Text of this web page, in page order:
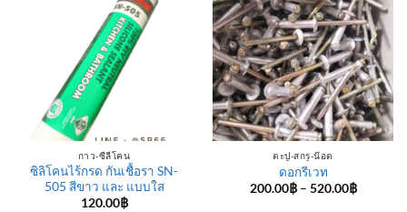
กาว-ซีลีโคน
ซิลิโคนไร้กรด กันเชื้อรา SN-
505 สีขาว และ แบบใส
120.00฿
ตะปู-สกรู-น๊อต
ดอกรีเวท
200.00฿ – 520.00฿Price